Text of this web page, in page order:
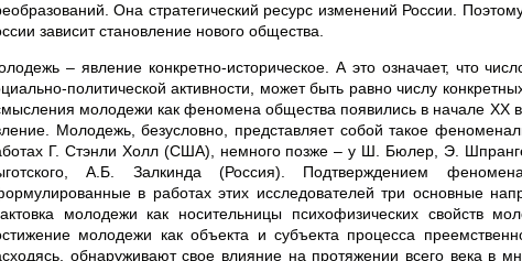
Она стратегический ресурс изменений России.
зависит становление нового общества.
– явление конкретно-историческое. А это означает, что
политической активности, может быть равно числу
молодежи как феномена общества появились в начале ХХ
Молодежь, безусловно, представляет собой такое
Г. Стэнли Холл (США), немного позже – у Ш. Бюлер, Э.
А.Б. Залкинда (Россия). Подтверждением
в работах этих исследователей три основные
молодежи как носительницы психофизических свойств
молодежи как объекта и субъекта процесса
обнаруживают свое влияние на протяжении всего века в